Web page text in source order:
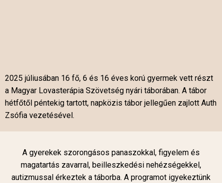
2025 júliusában 16 fő, 6 és 16 éves korú gyermek vett részt
a Magyar Lovasterápia Szövetség nyári táborában. A tábor
hétfőtől péntekig tartott, napközis tábor jellegűen zajlott Auth
Zsófia vezetésével.
A gyerekek szorongásos panaszokkal, figyelem és
magatartás zavarral, beilleszkedési nehézségekkel,
autizmussal érkeztek a táborba. A programot igyekeztünk